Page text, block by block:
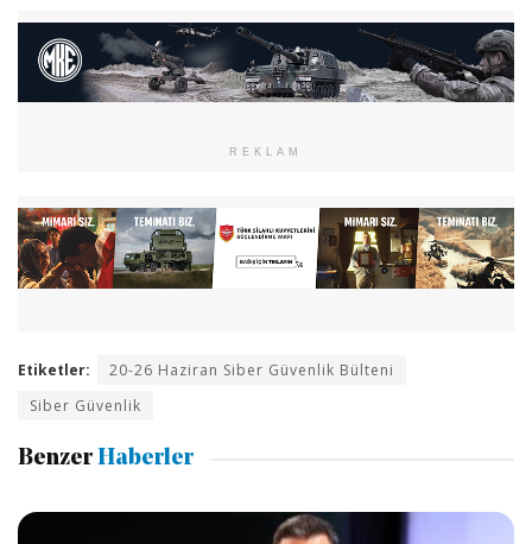
REKLAM
Etiketler:
20-26 Haziran Siber Güvenlik Bülteni
Siber Güvenlik
Benzer Haberler